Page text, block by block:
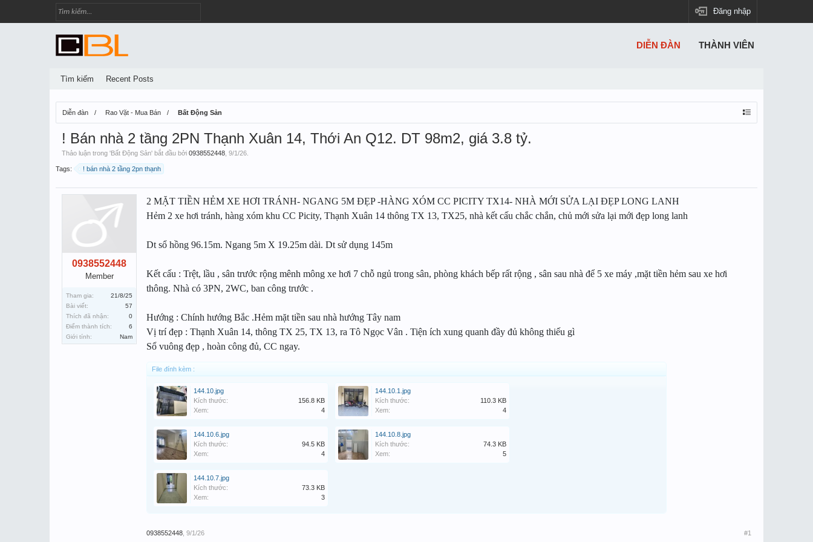
Đăng nhập
Diễn đàn Rao Vặt - Mua Bán Bất Động Sản
! Bán nhà 2 tầng 2PN Thạnh Xuân 14, Thới An Q12. DT 98m2, giá 3.8 tỷ.
Thảo luận trong 'Bất Động Sản' bắt đầu bởi 0938552448 9/1/26
Tags: ! bán nhà 2 tầng 2pn thạnh
0938552448
Member
Tham gia:
21/8/25
Bài viết:
57
Thích đã nhận:
0
Điểm thành tích:
6
Giới tính:
Nam
2 MẶT TIỀN HẺM XE HƠI TRÁNH- NGANG 5M ĐẸP -HÀNG XÓM CC PICITY TX14- NHÀ MỚI SỬA LẠI ĐẸP LONG LANH
Hẻm 2 xe hơi tránh, hàng xóm khu CC Picity, Thạnh Xuân 14 thông TX 13, TX25, nhà kết cấu chắc chắn, chủ mới sửa lại mới đẹp long lanh
Dt sổ hồng 96.15m. Ngang 5m X 19.25m dài. Dt sử dụng 145m
Kết cấu : Trệt, lầu , sân trước rộng mênh mông xe hơi 7 chỗ ngủ trong sân, phòng khách bếp rất rộng , sân sau nhà để 5 xe máy ,mặt tiền hẻm sau xe hơi
thông. Nhà có 3PN, 2WC, ban công trước .
Hướng : Chính hướng Bắc .Hẻm mặt tiền sau nhà hướng Tây nam
Vị trí đẹp : Thạnh Xuân 14, thông TX 25, TX 13, ra Tô Ngọc Vân . Tiện ích xung quanh đầy đủ không thiếu gì
Sổ vuông đẹp , hoàn công đủ, CC ngay.
File đính kèm :
144.10.jpg
Kích thước:
156.8 KB
Xem:
4
144.10.1.jpg
Kích thước:
110.3 KB
Xem:
4
144.10.6.jpg
Kích thước:
94.5 KB
Xem:
4
144.10.8.jpg
Kích thước:
74.3 KB
Xem:
5
144.10.7.jpg
Kích thước:
73.3 KB
Xem:
3
0938552448 9/1/26 #1
DIỄN ĐÀN
Tìm kiếm Recent Posts
THÀNH VIÊN